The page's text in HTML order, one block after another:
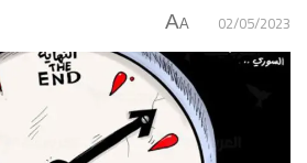
02/05/2023
A
A